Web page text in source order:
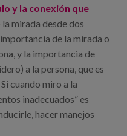
y la conexión que
la mirada desde dos
de la mirada o
y la importancia de
a la persona, que es
cuando miro a la
inadecuados” es
hacer manejos